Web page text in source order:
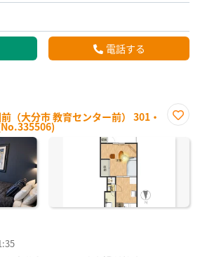
電話する
（大分市 教育センター前） 301・
に入